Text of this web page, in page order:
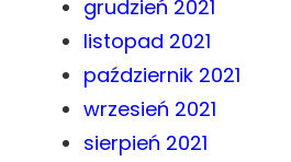
grudzień 2021
listopad 2021
październik 2021
wrzesień 2021
sierpień 2021